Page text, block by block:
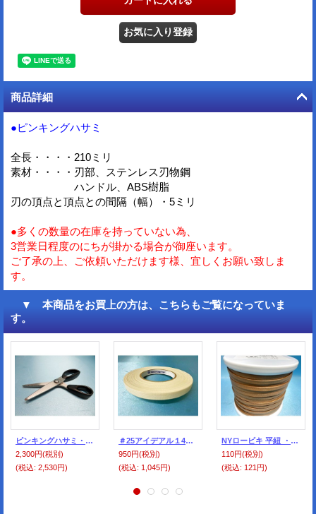
商品詳細
●ピンキングハサミ
全長・・・・210ミリ
素材・・・・刃部、ステンレス刃物鋼
ハンドル、ABS樹脂
刃の頂点と頂点との間隔（幅）・5ミリ
●多くの数量の在庫を持っていない為、
3営業日程度のにちが掛かる場合が御座います。
ご了承の上、ご依頼いただけます様、宜しくお願い致しま
す。
▼ 本商品をお買上の方は、こちらもご覧になっていま
す。
ピンキングハサミ・NO,814-1（3ミリ細目）
2,300円(税別)
(税込: 2,530円)
＃25アイデアル１4ｍｍ 白
950円(税別)
(税込: 1,045円)
NYロービキ 平紐 ・５ミリ (5)ベージュ カット売り
110円(税別)
(税込: 121円)